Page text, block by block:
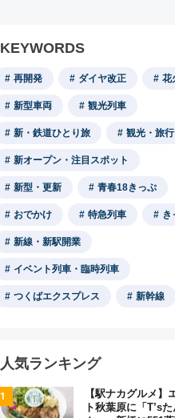
KEYWORDS
再開発 ダイヤ改正 花
新型車両 観光列車
新・鉄道ひとり旅 観光・旅行
新オープン・注目スポット
新型・更新 青春18きっぷ
おでかけ 特急列車 き
新線・新駅開業
イベント列車・臨時列車
つくばエクスプレス 新幹線
人気ランキング
【駅ナカグルメ】
ト秋葉原に「T’s